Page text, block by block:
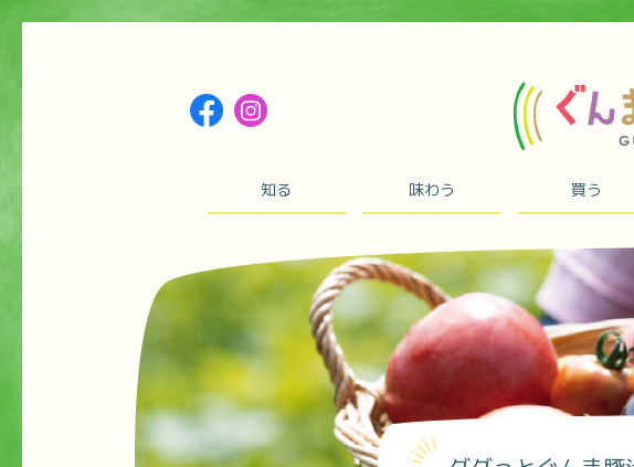
知る 味わう 買う